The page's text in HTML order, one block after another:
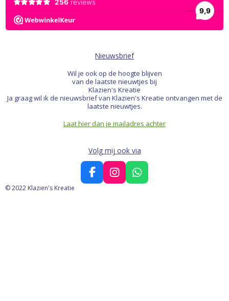
Nieuwsbrief
Wil je ook op de hoogte blijven
van de laatste nieuwtjes bij
Klazien's Kreatie
Ja graag wil ik de nieuwsbrief van Klazien's Kreatie ontvangen met de
laatste nieuwtjes.
Laat hier dan je mailadres achter
Volg mij ook via
F
a
I
n
W
h
© 2022 Klazien's Kreatie